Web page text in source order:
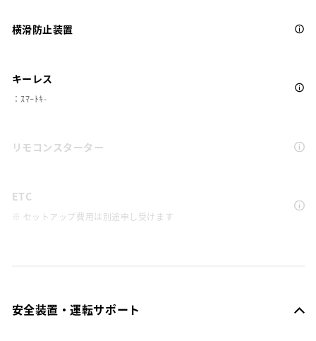
横滑防止装置
キーレス
：ｽﾏｰﾄｷ-
リモコンスターター
ETC
※ セットアップ費用は別途申し受けます
安全装置・運転サポート